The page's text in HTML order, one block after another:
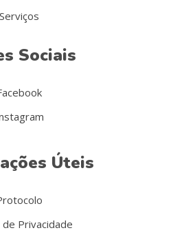
Serviços
Sociais
Úteis
de Privacidade